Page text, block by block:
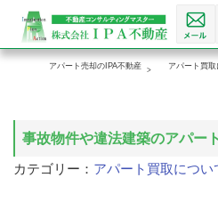
アパート売却のIPA不動産 アパート買取
事故物件や違法建築のアパー
カテゴリー： アパート買取につい